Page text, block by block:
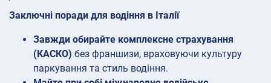
Заключні поради для водіння в Італії
Завжди обирайте комплексне страхування
(КАСКО) без франшизи, враховуючи культуру
паркування та стиль водіння.